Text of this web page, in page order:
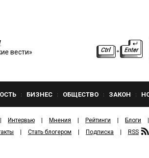
вести»
БИЗНЕС ОБЩЕСТВО ЗАКОН
Интервью Мнения Рейтинги Блоги
Стать блогером Подписка RSS